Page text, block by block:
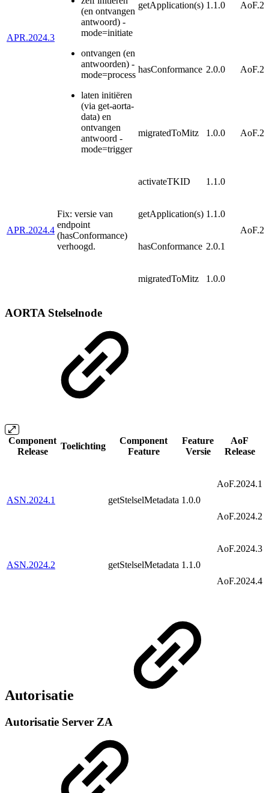
APR.2024.3
(en ontvangen
antwoord) -
mode=initiate
ontvangen (en
antwoorden) -
mode=process
laten initiëren
(via get-aorta-
data) en
ontvangen
antwoord -
mode=trigger
getApplication(s) 1.1.0
hasConformance 2.0.0
migratedToMitz 1.0.0
APR.2024.4
Fix: versie van
endpoint
(hasConformance)
verhoogd.
activateTKID 1.1.0
getApplication(s) 1.1.0
hasConformance 2.0.1
migratedToMitz 1.0.0
AORTA Stelselnode
Component
Release
Toelichting
Component
Feature
Feature
Versie
AoF
Release
ASN.2024.1 getStelselMetadata 1.0.0
AoF.2024.1
AoF.2024.2
ASN.2024.2 getStelselMetadata 1.1.0
AoF.2024.3
AoF.2024.4
Autorisatie
Autorisatie Server ZA